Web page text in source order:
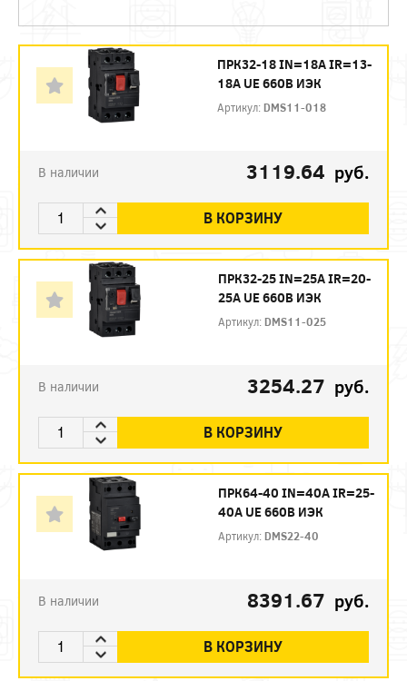
ПРК32-18 IN=18A IR=13-
18A UE 660В ИЭК
Артикул:DMS11-018
В наличии 3119.64 руб.
В КОРЗИНУ
ПРК32-25 IN=25A IR=20-
25A UE 660В ИЭК
Артикул:DMS11-025
В наличии 3254.27 руб.
В КОРЗИНУ
ПРК64-40 IN=40A IR=25-
40A UE 660В ИЭК
Артикул:DMS22-40
В наличии 8391.67 руб.
В КОРЗИНУ